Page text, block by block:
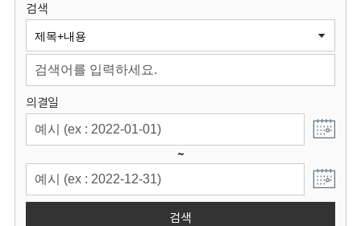
원
회
검색
의결일
~
검색